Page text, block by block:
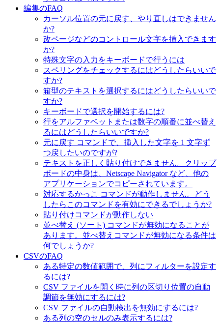
編集のFAQ
カーソル位置の元に戻す、やり直しはできません
か?
改ページなどのコントロール文字を挿入できます
か?
特殊文字の入力をキーボードで行うには
スペリングをチェックするにはどうしたらいいで
すか?
箱型のテキストを選択するにはどうしたらいいで
すか?
キーボードで選択を開始するには?
行をアルファベットまたは数字の順番に並べ替え
るにはどうしたらいいですか?
元に戻す コマンドで、挿入した文字を 1 文字ず
つ戻したいのですが?
テキストを正しく貼り付けできません。クリップ
ボードの中身は、Netscape Navigator など、他の
アプリケーションでコピーされています。
対応するかっこ コマンドが動作しません。どう
したらこのコマンドを有効にできるでしょうか?
貼り付けコマンドが動作しない
並べ替え (ソート) コマンドが無効になることが
あります。並べ替えコマンドが無効になる条件は
何でしょうか?
CSVのFAQ
ある特定の数値範囲で、列にフィルターを設定す
るには?
CSV ファイルを開く時に列の区切り位置の自動
調節を無効にするには?
CSV ファイルの自動検出を無効にするには?
ある列の空のセルのみ表示するには?